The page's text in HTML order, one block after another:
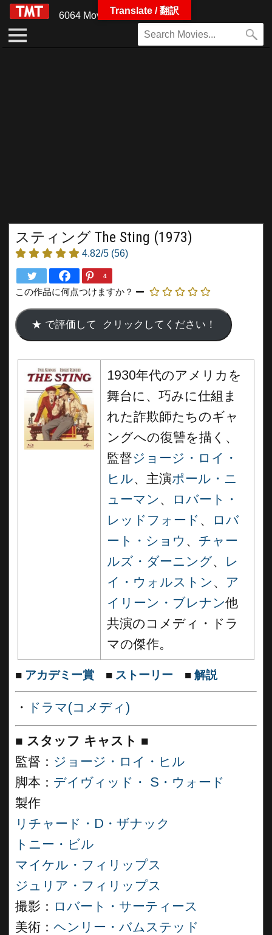
6064 Movies
スティング The Sting (1973)
4.82/5 (56)
4
この作品に何点つけますか？
1930年代のアメリカを
舞台に、巧みに仕組ま
れた詐欺師たちのギャ
ングへの復讐を描く、
監督ジョージ・ロイ・
ヒル、主演ポール・ニ
ューマン 、
ロバート・
レッドフォード 、
ロバ
ート・ショウ 、 チャー
ルズ・ダーニング、
レ
イ・ウォルストン 、 ア
イリーン・ブレナン他
共演のコメディ・ドラ
マの傑作。
■ アカデミー賞 ■ ストーリー ■ 解説
・ ドラマ(コメディ)
■ スタッフ キャスト ■
監督： ジョージ・ロイ・ヒル
脚本： デイヴィッド・ S・ウォード
製作
リチャード・D・ザナック
トニー・ビル
マイケル・フィリップス
ジュリア・フィリップス
撮影： ロバート・サーティース
美術： ヘンリー・バムステッド
Translate / 翻訳